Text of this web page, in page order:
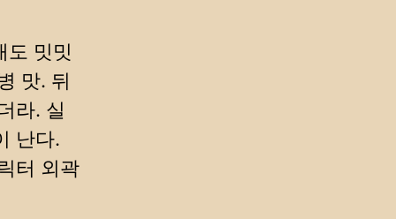
밋밋
맛. 뒤
라. 실
난다.
터 외곽